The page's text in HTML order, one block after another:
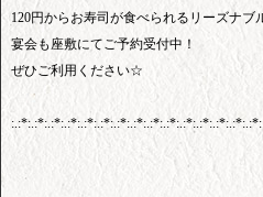
120円からお寿司が食べられるリーズナブ
宴会も座敷にてご予約受付中！
ぜひご利用ください☆